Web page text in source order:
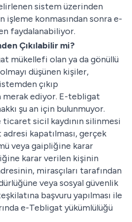
sistem üzerinden
işleme konmasından sonra e-
faydalanabiliyor.
Çıkılabilir mi?
mükellefi olan ya da gönüllü
düşünen kişiler,
çıkıp
merak ediyor. E-tebligat
şu an için bulunmuyor.
sicil kaydının silinmesi
kapatılması, gerçek
veya gaipliğine karar
karar verilen kişinin
mirasçıları tarafından
veya sosyal güvenlik
başvuru yapılması ile
e-Tebligat yükümlülüğü